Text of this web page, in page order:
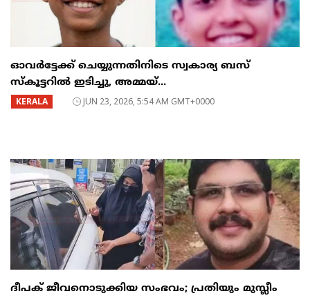
ഓവർട്ടേക്ക് ചെയ്യുന്നതിനിടെ സ്വകാര്യ ബസ്
സ്കൂട്ടറിൽ ഇടിച്ചു, അമ്മയ്...
KERALA JUN 23, 2026, 5:54 AM GMT+0000
ദീപക് ജീവനൊടുക്കിയ സംഭവം; പ്രതിയും മുസ്ലീം